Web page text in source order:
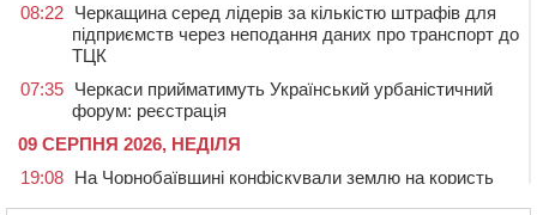
08:22 Черкащина серед лідерів за кількістю штрафів для
підприємств через неподання даних про транспорт до
ТЦК
07:35 Черкаси прийматимуть Український урбаністичний
форум: реєстрація
09 СЕРПНЯ 2026, НЕДІЛЯ
19:08 На Чорнобаївщині конфіскували землю на користь